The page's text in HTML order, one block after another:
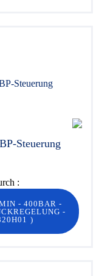
Steuerung
:
- 400BAR -
-
)